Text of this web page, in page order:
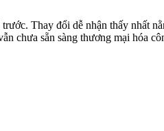
Thay đổi dễ nhận thấy nhất
chưa sẵn sàng thương mại hóa